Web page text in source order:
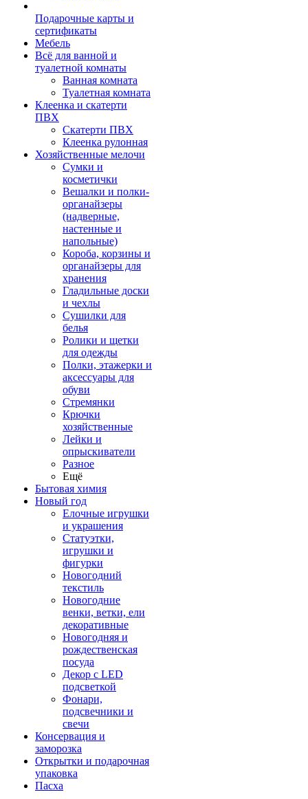
Подарочные карты и
сертификаты
Мебель
Всё для ванной и
туалетной комнаты
Ванная комната
Туалетная комната
Клеенка и скатерти
ПВХ
Скатерти ПВХ
Клеенка рулонная
Хозяйственные мелочи
Сумки и
косметички
Вешалки и полки-
органайзеры
(надверные,
настенные и
напольные)
Короба, корзины и
органайзеры для
хранения
Гладильные доски
и чехлы
Сушилки для
белья
Ролики и щетки
для одежды
Полки, этажерки и
аксессуары для
обуви
Стремянки
Крючки
хозяйственные
Лейки и
опрыскиватели
Разное
Ещё
Бытовая химия
Новый год
Елочные игрушки
и украшения
Статуэтки,
игрушки и
фигурки
Новогодний
текстиль
Новогодние
венки, ветки, ели
декоративные
Новогодняя и
рождественская
посуда
Декор с LED
подсветкой
Фонари,
подсвечники и
свечи
Консервация и
заморозка
Открытки и подарочная
упаковка
Пасха